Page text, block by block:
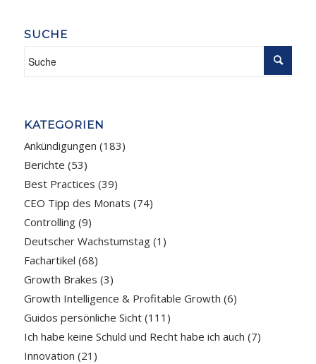
SUCHE
KATEGORIEN
Ankündigungen (183)
Berichte (53)
Best Practices (39)
CEO Tipp des Monats (74)
Controlling(9)
Deutscher Wachstumstag(1)
Fachartikel (68)
Growth Brakes (3)
Growth Intelligence & Profitable Growth (6)
Guidos persönliche Sicht(111)
Ich habe keine Schuld und Recht habe ich auch (7)
Innovation (21)